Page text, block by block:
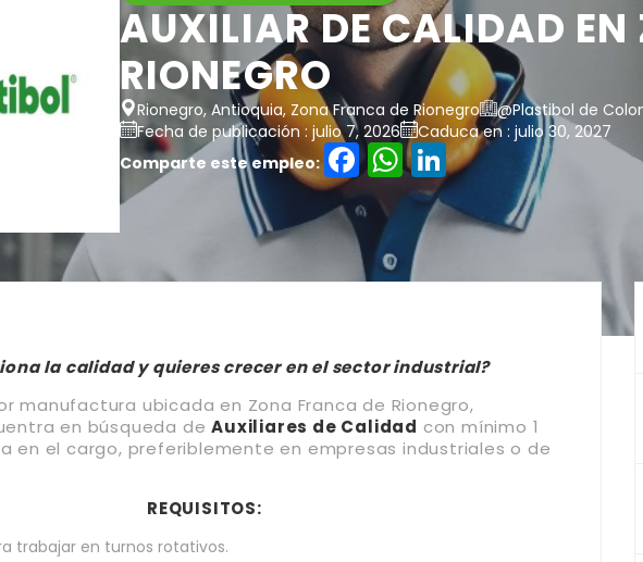
AUXILIAR DE CALIDAD
RIONEGRO
Rionegro, Antioquia, Zona Franca de Rionegro @Plastibol de
Fecha de publicación : julio 7, 2026
Caduca en : julio 30, 2027
Comparte este empleo:
Facebook
WhatsApp
LinkedIn
la calidad y quieres crecer en el sector industrial?
manufactura ubicada en Zona Franca de Rionegro,
en búsqueda deAuxiliares de Calidad con mínimo 1
en el cargo, preferiblemente en empresas industriales o de
REQUISITOS:
trabajar en turnos rotativos.